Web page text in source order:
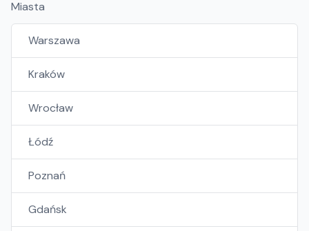
Miasta
Warszawa
Kraków
Wrocław
Łódź
Poznań
Gdańsk